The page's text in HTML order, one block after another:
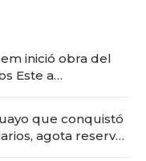
inició obra del
Este a
que conquistó
agota reservas